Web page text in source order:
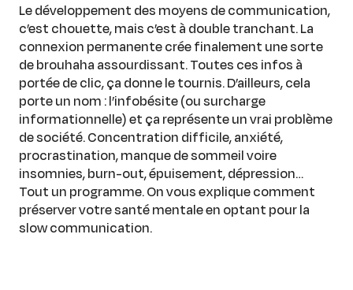
Le développement des moyens de communication,
c’est chouette, mais c’est à double tranchant. La
connexion permanente crée finalement une sorte
de brouhaha assourdissant. Toutes ces infos à
portée de clic, ça donne le tournis. D’ailleurs, cela
porte un nom : l’infobésite (ou surcharge
informationnelle) et ça représente un vrai problème
de société. Concentration difficile, anxiété,
procrastination, manque de sommeil voire
insomnies, burn-out, épuisement, dépression…
Tout un programme. On vous explique comment
préserver votre santé mentale en optant pour la
slow communication.